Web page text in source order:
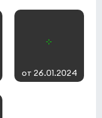
от 26.01.2024